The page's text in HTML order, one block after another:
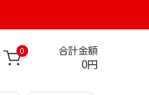
0 合計金額
0円